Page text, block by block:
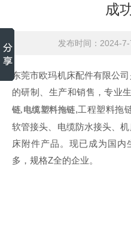
成
发布时间：2024-
东莞市欧玛机床配件有限公
的研制、生产和销售，专业
链,电缆塑料拖链,工程塑料拖
软管接头、电缆防水接头、
床附件产品。现已成为国
多，规格Z全的企业。